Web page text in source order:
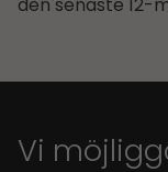
den senaste 12-
Vi